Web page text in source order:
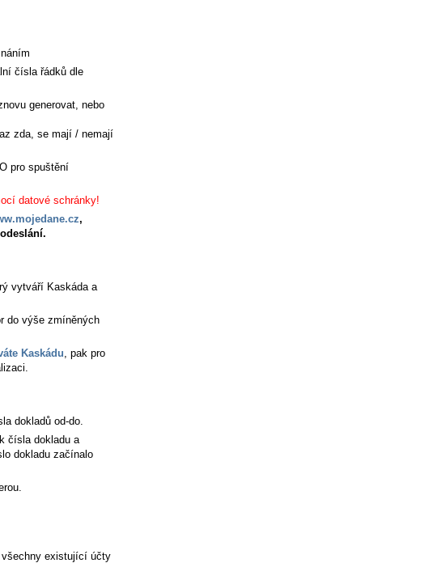
čísla řádků dle
generovat, nebo
zda, se mají / nemají
pro spuštění
datové schránky!
,
vytváří Kaskáda a
do výše zmíněných
Kaskádu, pak pro
dokladů od-do.
čísla dokladu a
dokladu začínalo
všechny existující účty